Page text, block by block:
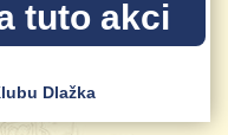
Dlažka